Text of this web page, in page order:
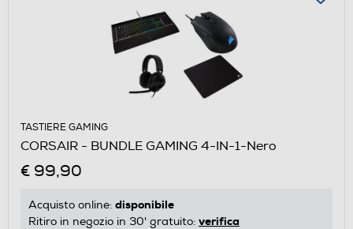
TASTIERE GAMING
CORSAIR - BUNDLE GAMING 4-IN-1-Nero
€ 99,90
Acquisto online: disponibile
Ritiro in negozio in 30' gratuito: verifica